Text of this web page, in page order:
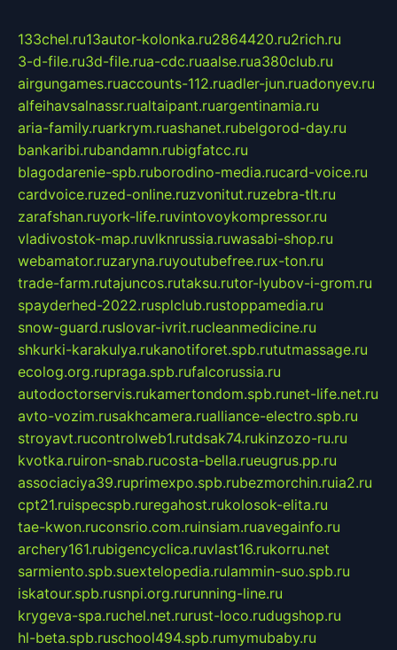
133chel.ru13autor-kolonka.ru2864420.ru2rich.ru
3-d-file.ru3d-file.rua-cdc.ruaalse.rua380club.ru
airgungames.ruaccounts-112.ruadler-jun.ruadonyev.ru
alfeihavsalnassr.rualtaipant.ruargentinamia.ru
aria-family.ruarkrym.ruashanet.rubelgorod-day.ru
bankaribi.rubandamn.rubigfatcc.ru
blagodarenie-spb.ruborodino-media.rucard-voice.ru
cardvoice.ruzed-online.ruzvonitut.ruzebra-tlt.ru
zarafshan.ruyork-life.ruvintovoykompressor.ru
vladivostok-map.ruvlknrussia.ruwasabi-shop.ru
webamator.ruzaryna.ruyoutubefree.rux-ton.ru
trade-farm.rutajuncos.rutaksu.rutor-lyubov-i-grom.ru
spayderhed-2022.rusplclub.rustoppamedia.ru
snow-guard.ruslovar-ivrit.rucleanmedicine.ru
shkurki-karakulya.rukanotiforet.spb.rututmassage.ru
ecolog.org.rupraga.spb.rufalcorussia.ru
autodoctorservis.rukamertondom.spb.runet-life.net.ru
avto-vozim.rusakhcamera.rualliance-electro.spb.ru
stroyavt.rucontrolweb1.rutdsak74.rukinzozo-ru.ru
kvotka.ruiron-snab.rucosta-bella.rueugrus.pp.ru
associaciya39.ruprimexpo.spb.rubezmorchin.ruia2.ru
cpt21.ruispecspb.ruregahost.rukolosok-elita.ru
tae-kwon.ruconsrio.com.ruinsiam.ruavegainfo.ru
archery161.rubigencyclica.ruvlast16.rukorru.net
sarmiento.spb.suextelopedia.rulammin-suo.spb.ru
iskatour.spb.rusnpi.org.rurunning-line.ru
krygeva-spa.ruchel.net.rurust-loco.rudugshop.ru
hl-beta.spb.ruschool494.spb.rumymubaby.ru